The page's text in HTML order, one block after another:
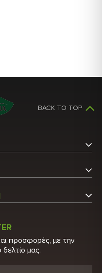
BACK TO TOP
προσφορές, με την
μας.